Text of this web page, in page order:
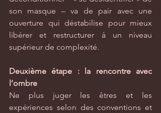
son masque – va de pair avec une
ouverture qui déstabilise pour mieux
libérer et restructurer à un niveau
supérieur de complexité.
Deuxième étape : la rencontre avec
l’ombre
Ne plus juger les êtres et les
expériences selon des conventions et